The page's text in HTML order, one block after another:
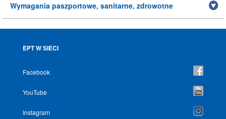
Wymagania paszportowe, sanitarne, zdrowotne
EPT W SIECI
Facebook
YouTube
Instagram